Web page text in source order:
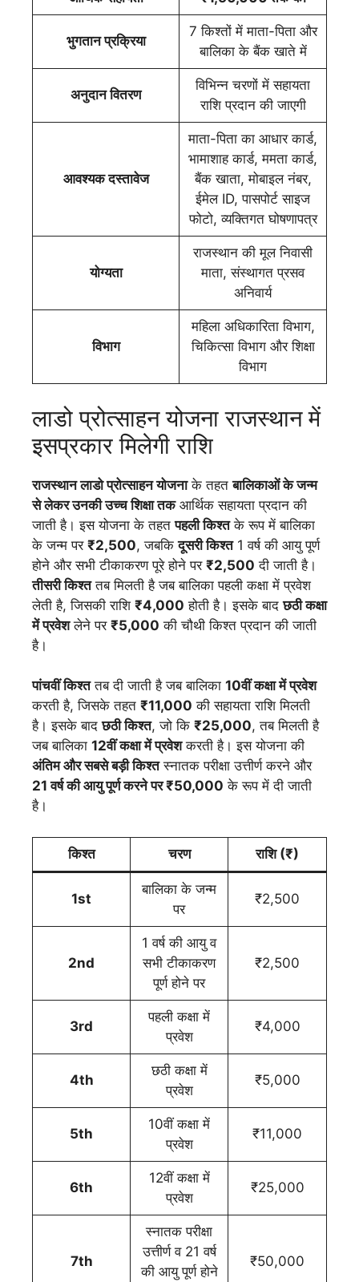
भुगतान प्रक्रिया
7 किश्तों में माता-पिता और
बालिका के बैंक खाते में
अनुदान वितरण
विभिन्न चरणों में सहायता
राशि प्रदान की जाएगी
आवश्यक दस्तावेज
माता-पिता का आधार कार्ड,
भामाशाह कार्ड, ममता कार्ड,
बैंक खाता, मोबाइल नंबर,
ईमेल ID, पासपोर्ट साइज
फोटो, व्यक्तिगत घोषणापत्र
योग्यता
राजस्थान की मूल निवासी
माता, संस्थागत प्रसव
अनिवार्य
विभाग
महिला अधिकारिता विभाग,
चिकित्सा विभाग और शिक्षा
विभाग
लाडो प्रोत्साहन योजना राजस्थान में
इसप्रकार मिलेगी राशि
राजस्थान लाडो प्रोत्साहन योजनाके तहतबालिकाओं के जन्म
से लेकर उनकी उच्च शिक्षा तकआर्थिक सहायता प्रदान की
जाती है। इस योजना के तहतपहली किश्तके रूप में बालिका
के जन्म पर ₹2,500, जबकिदूसरी किश्त1 वर्ष की आयु पूर्ण
होने और सभी टीकाकरण पूरे होने पर ₹2,500 दी जाती है।
तीसरी किश्ततब मिलती है जब बालिका पहली कक्षा में प्रवेश
लेती है, जिसकी राशि ₹4,000 होती है। इसके बादछठी कक्षा
में प्रवेशलेने पर ₹5,000 की चौथी किश्त प्रदान की जाती
है।
पांचवीं किश्ततब दी जाती है जब बालिका 10वीं कक्षा में प्रवेश
करती है, जिसके तहत ₹11,000 की सहायता राशि मिलती
है। इसके बादछठी किश्त, जो कि ₹25,000, तब मिलती है
जब बालिका 12वीं कक्षा में प्रवेशकरती है। इस योजना की
अंतिम और सबसे बड़ी किश्तस्नातक परीक्षा उत्तीर्ण करने और
21 वर्ष की आयु पूर्ण करने पर ₹50,000 के रूप में दी जाती
है।
किश्त चरण राशि (₹)
1st
बालिका के जन्म
पर
₹2,500
2nd
1 वर्ष की आयु व
सभी टीकाकरण
पूर्ण होने पर
₹2,500
3rd
पहली कक्षा में
प्रवेश
₹4,000
4th
छठी कक्षा में
प्रवेश
₹5,000
5th
10वीं कक्षा में
प्रवेश
₹11,000
6th
12वीं कक्षा में
प्रवेश
₹25,000
7th
स्नातक परीक्षा
उत्तीर्ण व 21 वर्ष
की आयु पूर्ण होने
₹50,000